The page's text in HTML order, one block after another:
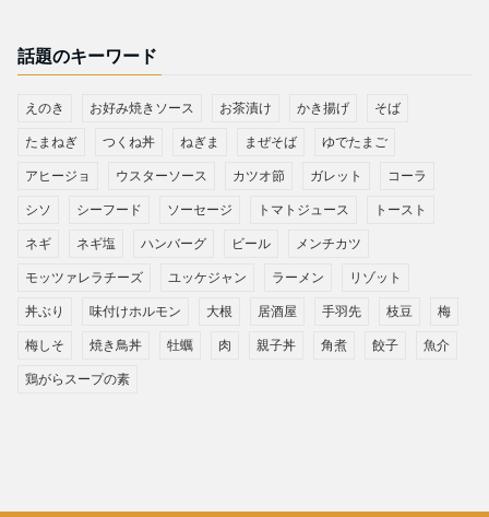
話題のキーワード
えのき お好み焼きソース お茶漬け かき揚げ そば
たまねぎ つくね丼 ねぎま まぜそば ゆでたまご
アヒージョ ウスターソース カツオ節 ガレット コーラ
シソ シーフード ソーセージ トマトジュース トースト
ネギ ネギ塩 ハンバーグ ビール メンチカツ
モッツァレラチーズ ユッケジャン ラーメン リゾット
丼ぶり 味付けホルモン 大根 居酒屋 手羽先 枝豆 梅
梅しそ 焼き鳥丼 牡蠣 肉 親子丼 角煮 餃子 魚介
鶏がらスープの素